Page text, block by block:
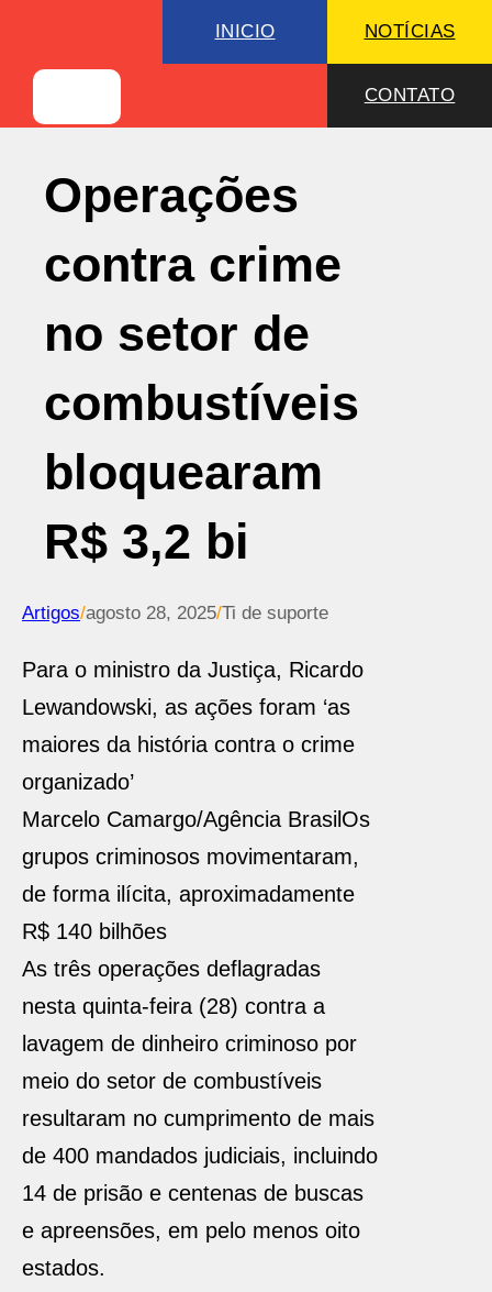
INICIO NOTÍCIAS
CONTATO
Operações
contra crime
no setor de
combustíveis
bloquearam
R$ 3,2 bi
Artigos/agosto 28, 2025/Ti de suporte
Para o ministro da Justiça, Ricardo
Lewandowski, as ações foram ‘as
maiores da história contra o crime
organizado’
Marcelo Camargo/Agência Brasil Os
grupos criminosos movimentaram,
de forma ilícita, aproximadamente
R$ 140 bilhões
As três operações deflagradas
nesta quinta-feira (28) contra a
lavagem de dinheiro criminoso por
meio do setor de combustíveis
resultaram no cumprimento de mais
de 400 mandados judiciais, incluindo
14 de prisão e centenas de buscas
e apreensões, em pelo menos oito
estados.